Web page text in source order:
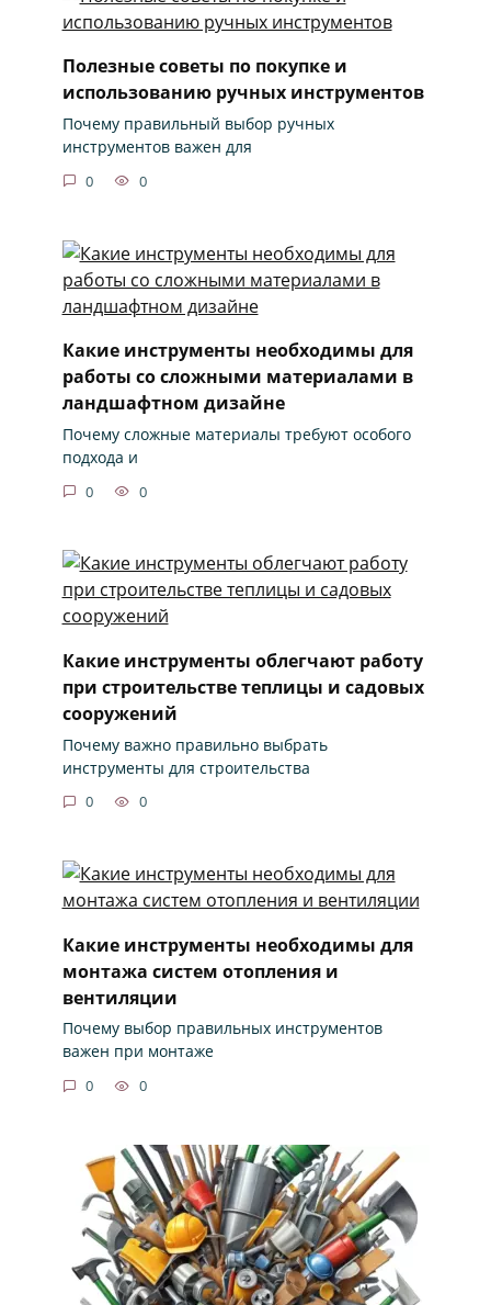
Полезные советы по покупке и
использованию ручных инструментов
Почему правильный выбор ручных
инструментов важен для
0 0
Какие инструменты необходимы для
работы со сложными материалами в
ландшафтном дизайне
Почему сложные материалы требуют особого
подхода и
0 0
Какие инструменты облегчают работу
при строительстве теплицы и садовых
сооружений
Почему важно правильно выбрать
инструменты для строительства
0 0
Какие инструменты необходимы для
монтажа систем отопления и
вентиляции
Почему выбор правильных инструментов
важен при монтаже
0 0